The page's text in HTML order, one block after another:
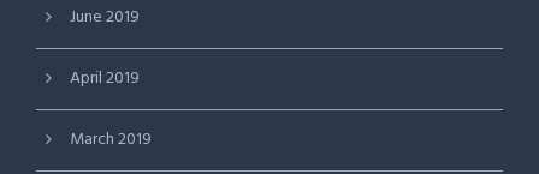
June 2019
April 2019
March 2019